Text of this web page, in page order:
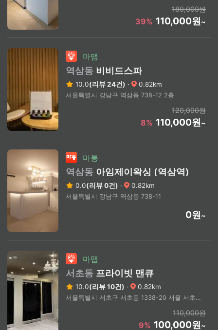
180,000원
39% 110,000원~
마맵
역삼동 비비드스파
10.0(리뷰 24건) · 0.82km
서울특별시 강남구 역삼동 738-12 2층
120,000원
8% 110,000원~
마통
역삼동 아임제이왁싱 (역삼역)
0.0(리뷰 0건) · 0.82km
서울특별시 강남구 역삼동 738-11
0원~
마맵
서초동 프라이빗 맨큐
10.0(리뷰 10건) · 0.82km
서울특별시 서초구 서초동 1338-20 서울 서초구 서초동 뱅뱅사거리 부근
110,000원
9% 100,000원~